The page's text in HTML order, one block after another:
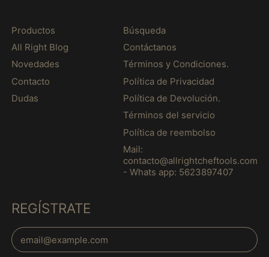
Productos
All Right Blog
Novedades
Contacto
Dudas
Búsqueda
Contáctanos
Términos y Condiciones.
Política de Privacidad
Política de Devolución.
Términos del servicio
Política de reembolso
Mail:
contacto@allrightcheftools.com
- Whats app: 5623897407
REGÍSTRATE
Email Address
Dominican Republic
Egypt (MXN $)
El Salvador (MXN $)
Ethiopia (MXN $)
Faroe Islands (MXN
Español